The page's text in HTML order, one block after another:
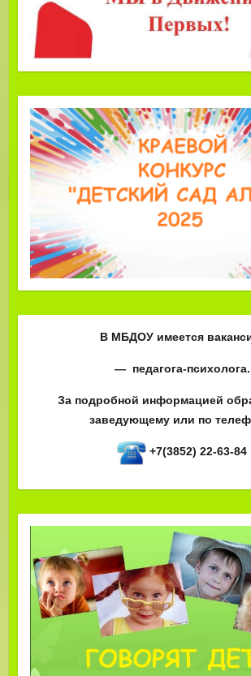
В МБДОУ имеется
— педагога-психолога.
За подробной информацией
заведующему или по
+7(3852) 22-63-84